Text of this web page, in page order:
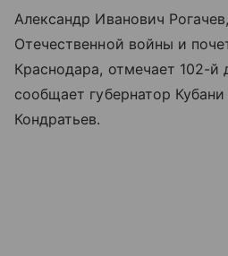
Александр Иванович
Отечественной войны и
Краснодара, отмечает 102-й
сообщает губернатор
Кондратьев.